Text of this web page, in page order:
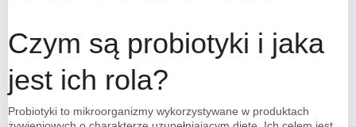
Czym są probiotyki i jaka
jest ich rola?
Probiotyki to mikroorganizmy wykorzystywane w produktach